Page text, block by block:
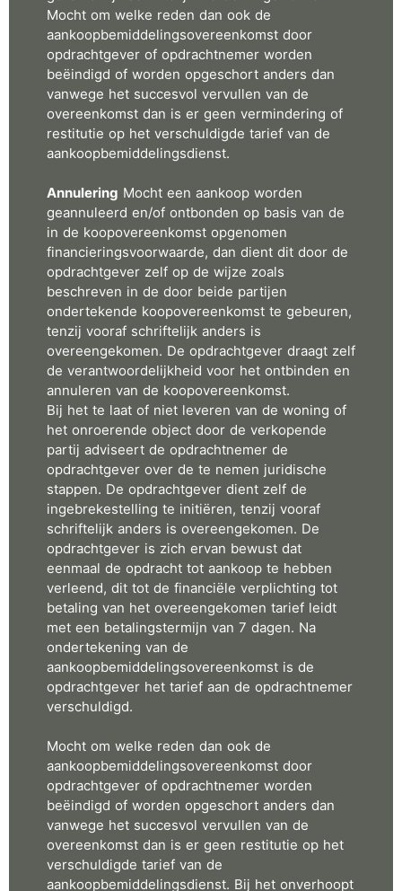
Mocht om welke reden dan ook de
aankoopbemiddelingsovereenkomst door
opdrachtgever of opdrachtnemer worden
beëindigd of worden opgeschort anders dan
vanwege het succesvol vervullen van de
overeenkomst dan is er geen vermindering of
restitutie op het verschuldigde tarief van de
aankoopbemiddelingsdienst.
Annulering Mocht een aankoop worden
geannuleerd en/of ontbonden op basis van de
in de koopovereenkomst opgenomen
financieringsvoorwaarde, dan dient dit door de
opdrachtgever zelf op de wijze zoals
beschreven in de door beide partijen
ondertekende koopovereenkomst te gebeuren,
tenzij vooraf schriftelijk anders is
overeengekomen. De opdrachtgever draagt zelf
de verantwoordelijkheid voor het ontbinden en
annuleren van de koopovereenkomst.
Bij het te laat of niet leveren van de woning of
het onroerende object door de verkopende
partij adviseert de opdrachtnemer de
opdrachtgever over de te nemen juridische
stappen. De opdrachtgever dient zelf de
ingebrekestelling te initiëren, tenzij vooraf
schriftelijk anders is overeengekomen. De
opdrachtgever is zich ervan bewust dat
eenmaal de opdracht tot aankoop te hebben
verleend, dit tot de financiële verplichting tot
betaling van het overeengekomen tarief leidt
met een betalingstermijn van 7 dagen. Na
ondertekening van de
aankoopbemiddelingsovereenkomst is de
opdrachtgever het tarief aan de opdrachtnemer
verschuldigd.
Mocht om welke reden dan ook de
aankoopbemiddelingsovereenkomst door
opdrachtgever of opdrachtnemer worden
beëindigd of worden opgeschort anders dan
vanwege het succesvol vervullen van de
overeenkomst dan is er geen restitutie op het
verschuldigde tarief van de
aankoopbemiddelingsdienst. Bij het onverhoopt